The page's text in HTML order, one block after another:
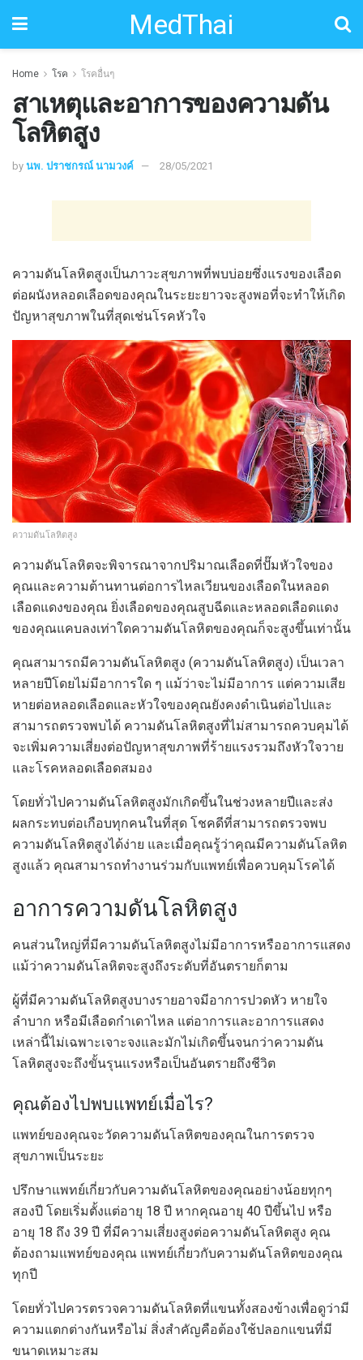
MedThai
Home โรค โรคอื่นๆ
สาเหตุและอาการของความดัน
โลหิตสูง
by นพ. ปราชกรณ์ นามวงค์ 28/05/2021
ความดันโลหิตสูงเป็นภาวะสุขภาพที่พบบ่อยซึ่งแรงของเลือด
ต่อผนังหลอดเลือดของคุณในระยะยาวจะสูงพอที่จะทำให้เกิด
ปัญหาสุขภาพในที่สุดเช่นโรคหัวใจ
ความดันโลหิตสูง
ความดันโลหิตจะพิจารณาจากปริมาณเลือดที่ปั๊มหัวใจของ
คุณและความต้านทานต่อการไหลเวียนของเลือดในหลอด
เลือดแดงของคุณ ยิ่งเลือดของคุณสูบฉีดและหลอดเลือดแดง
ของคุณแคบลงเท่าใดความดันโลหิตของคุณก็จะสูงขึ้นเท่านั้น
คุณสามารถมีความดันโลหิตสูง (ความดันโลหิตสูง) เป็นเวลา
หลายปีโดยไม่มีอาการใด ๆ แม้ว่าจะไม่มีอาการ แต่ความเสีย
หายต่อหลอดเลือดและหัวใจของคุณยังคงดำเนินต่อไปและ
สามารถตรวจพบได้ ความดันโลหิตสูงที่ไม่สามารถควบคุมได้
จะเพิ่มความเสี่ยงต่อปัญหาสุขภาพที่ร้ายแรงรวมถึงหัวใจวาย
และโรคหลอดเลือดสมอง
โดยทั่วไปความดันโลหิตสูงมักเกิดขึ้นในช่วงหลายปีและส่ง
ผลกระทบต่อเกือบทุกคนในที่สุด โชคดีที่สามารถตรวจพบ
ความดันโลหิตสูงได้ง่าย และเมื่อคุณรู้ว่าคุณมีความดันโลหิต
สูงแล้ว คุณสามารถทำงานร่วมกับแพทย์เพื่อควบคุมโรคได้
อาการความดันโลหิตสูง
คนส่วนใหญ่ที่มีความดันโลหิตสูงไม่มีอาการหรืออาการแสดง
แม้ว่าความดันโลหิตจะสูงถึงระดับที่อันตรายก็ตาม
ผู้ที่มีความดันโลหิตสูงบางรายอาจมีอาการปวดหัว หายใจ
ลำบาก หรือมีเลือดกำเดาไหล แต่อาการและอาการแสดง
เหล่านี้ไม่เฉพาะเจาะจงและมักไม่เกิดขึ้นจนกว่าความดัน
โลหิตสูงจะถึงขั้นรุนแรงหรือเป็นอันตรายถึงชีวิต
คุณต้องไปพบแพทย์เมื่อไร?
แพทย์ของคุณจะวัดความดันโลหิตของคุณในการตรวจ
สุขภาพเป็นระยะ
ปรึกษาแพทย์เกี่ยวกับความดันโลหิตของคุณอย่างน้อยทุกๆ
สองปี โดยเริ่มตั้งแต่อายุ 18 ปี หากคุณอายุ 40 ปีขึ้นไป หรือ
อายุ 18 ถึง 39 ปี ที่มีความเสี่ยงสูงต่อความดันโลหิตสูง คุณ
ต้องถามแพทย์ของคุณ แพทย์เกี่ยวกับความดันโลหิตของคุณ
ทุกปี
โดยทั่วไปควรตรวจความดันโลหิตที่แขนทั้งสองข้างเพื่อดูว่ามี
ความแตกต่างกันหรือไม่ สิ่งสำคัญคือต้องใช้ปลอกแขนที่มี
ขนาดเหมาะสม